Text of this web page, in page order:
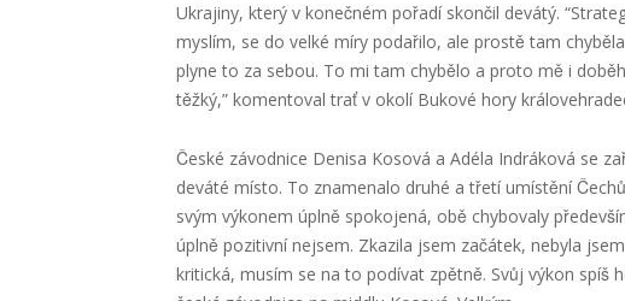
Ukrajiny, který v konečném pořadí skončil devátý.
myslím, se do velké míry podařilo, ale prostě tam
plyne to za sebou. To mi tam chybělo a proto mě i
těžký,” komentoval trať v okolí Bukové hory
České závodnice Denisa Kosová a Adéla Indráková se
deváté místo. To znamenalo druhé a třetí umístění
svým výkonem úplně spokojená, obě chybovaly
úplně pozitivní nejsem. Zkazila jsem začátek, nebyla
kritická, musím se na to podívat zpětně. Svůj výkon